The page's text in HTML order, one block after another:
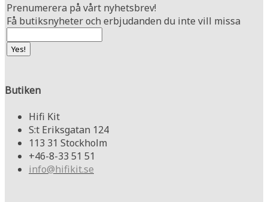
Prenumerera på vårt nyhetsbrev!
Få butiksnyheter och erbjudanden du inte vill missa
Butiken
Hifi Kit
S:t Eriksgatan 124
113 31 Stockholm
+46-8-33 51 51
info@hifikit.se